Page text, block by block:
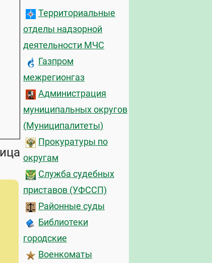
Территориальные
отделы надзорной
деятельности МЧС
Газпром
межрегионгаз
Администрация
муниципальных округов
(Муниципалитеты)
Прокуратуры по
округам
Служба судебных
приставов (УФССП)
Районные суды
Библиотеки
городские
Военкоматы